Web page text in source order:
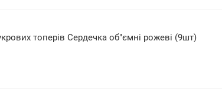
топерів Сердечка об"ємні рожеві (9шт)